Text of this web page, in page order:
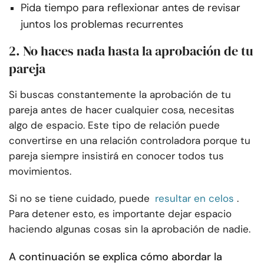
Pida tiempo para reflexionar antes de revisar
juntos los problemas recurrentes
2. No haces nada hasta la aprobación de tu
pareja
Si buscas constantemente la aprobación de tu
pareja antes de hacer cualquier cosa, necesitas
algo de espacio. Este tipo de relación puede
convertirse en una relación controladora porque tu
pareja siempre insistirá en conocer todos tus
movimientos.
Si no se tiene cuidado, puede resultar en celos .
Para detener esto, es importante dejar espacio
haciendo algunas cosas sin la aprobación de nadie.
A continuación se explica cómo abordar la